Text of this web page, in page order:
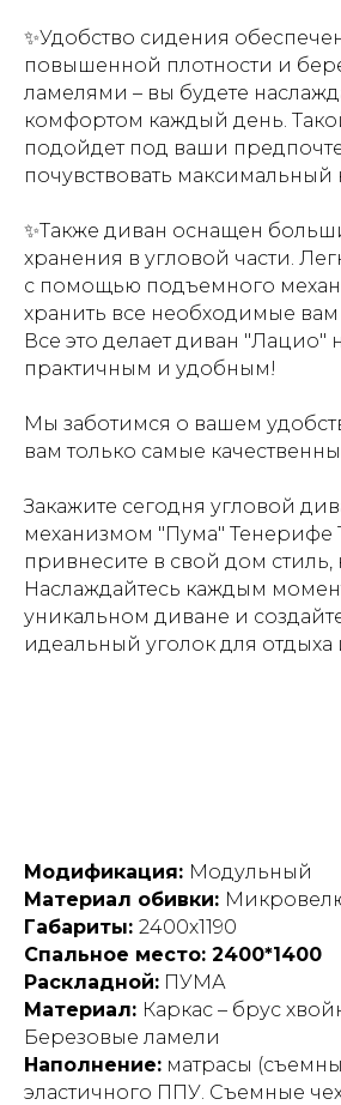
✨Удобство сидения
повышенной плотности и
ламелями – вы будете
комфортом каждый день. Т
подойдет под ваши
почувствовать максимальный
✨Также диван оснащен
хранения в угловой части.
с помощью подъемного
хранить все необходимые
Все это делает диван "Лацио"
практичным и удобным!
Мы заботимся о вашем
вам только самые
Закажите сегодня угловой
механизмом "Пума" Тенерифе
привнесите в свой дом
Наслаждайтесь каждым
уникальном диване и
идеальный уголок для отдыха
Модификация: Модульный
Материал обивки:
Габариты: 2400х1190
Спальное место: 2400*1400
Раскладной: ПУМА
Материал: Каркас – брус
Березовые ламели
Наполнение: матрасы
эластичного ППУ. Съемные